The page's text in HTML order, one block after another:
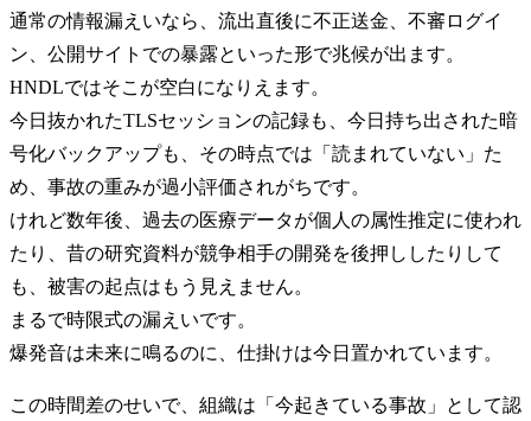
通常の情報漏えいなら、流出直後に不正送金、不審ログイ
ン、公開サイトでの暴露といった形で兆候が出ます。
HNDLではそこが空白になりえます。
今日抜かれたTLSセッションの記録も、今日持ち出された暗
号化バックアップも、その時点では「読まれていない」た
め、事故の重みが過小評価されがちです。
けれど数年後、過去の医療データが個人の属性推定に使われ
たり、昔の研究資料が競争相手の開発を後押ししたりして
も、被害の起点はもう見えません。
まるで時限式の漏えいです。
爆発音は未来に鳴るのに、仕掛けは今日置かれています。
この時間差のせいで、組織は「今起きている事故」として認